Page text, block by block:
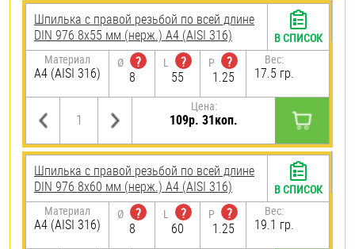
Шпилька с правой резьбой по всей длине
DIN 976 8х55 мм (нерж.) A4 (AISI 316)
Материал
A4 (AISI 316)
Ø
?
8
L
?
55
P
?
1.25
Вес:
17.5 гр.
Цена:
109р. 31коп.
В СПИСОК
Шпилька с правой резьбой по всей длине
DIN 976 8х60 мм (нерж.) A4 (AISI 316)
Материал
A4 (AISI 316)
Ø
?
8
L
?
60
P
?
1.25
Вес:
19.1 гр.
В СПИСОК